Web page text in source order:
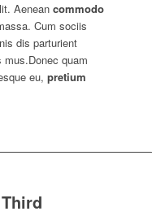
Aenean commodo
Cum sociis
dis parturient
quam
eu, pretium